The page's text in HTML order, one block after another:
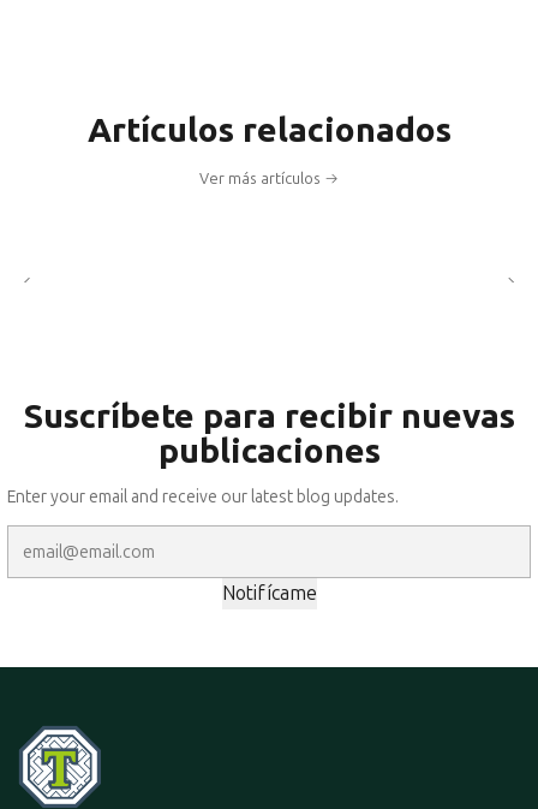
Artículos relacionados
Ver más artículos
Suscríbete para recibir nuevas
publicaciones
Enter your email and receive our latest blog updates.
Notifícame